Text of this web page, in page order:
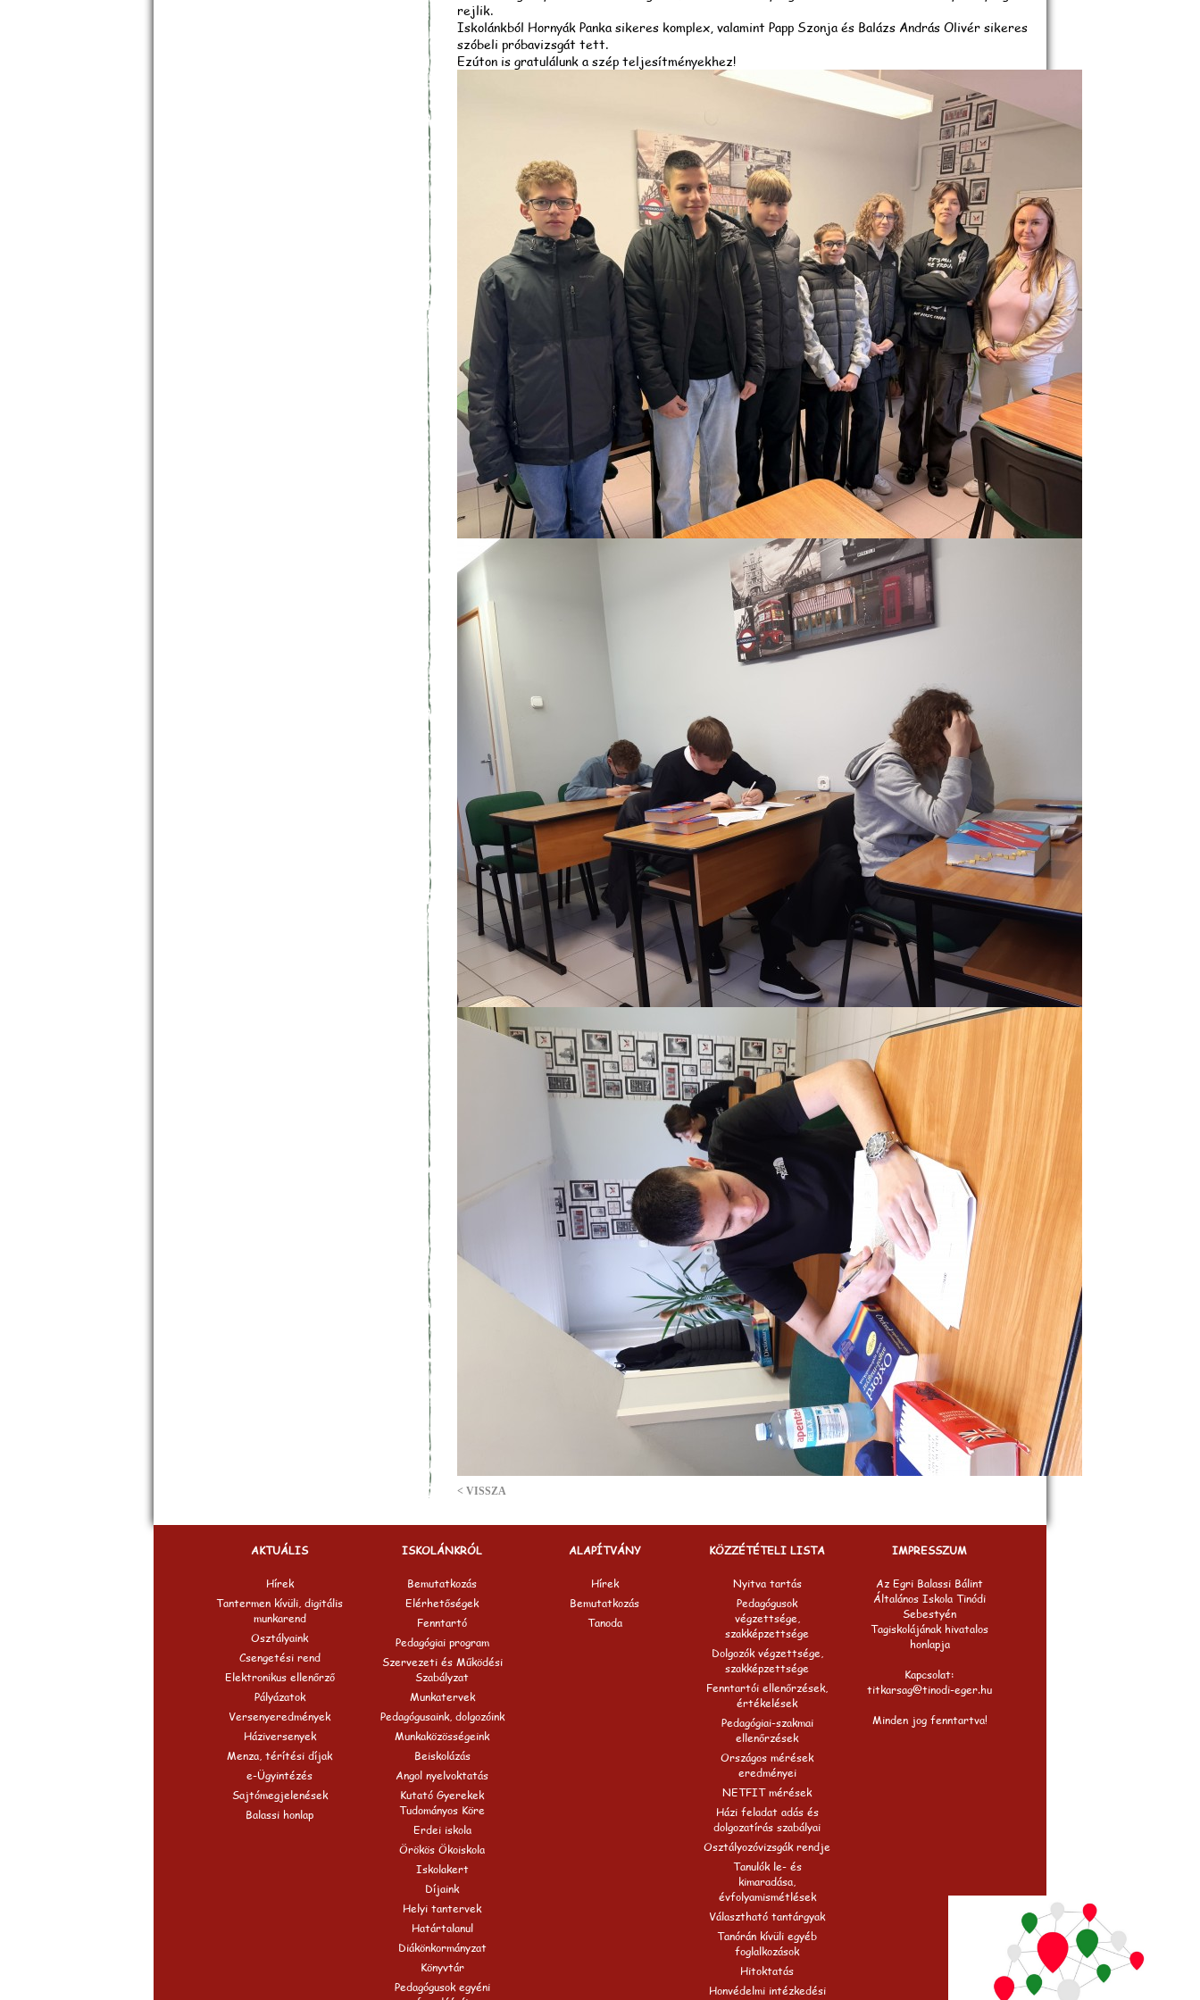
rejlik.
Iskolánkból Hornyák Panka sikeres komplex, valamint Papp Szonja és Balázs András Olivér sikeres
szóbeli próbavizsgát tett.
Ezúton is gratulálunk a szép teljesítményekhez!
< VISSZA
AKTUÁLIS
Hírek
Tantermen kívüli, digitális
munkarend
Osztályaink
Csengetési rend
Elektronikus ellenőrző
Pályázatok
Versenyeredmények
Háziversenyek
Menza, térítési díjak
e-Ügyintézés
Sajtómegjelenések
Balassi honlap
ISKOLÁNKRÓL
Bemutatkozás
Elérhetőségek
Fenntartó
Pedagógiai program
Szervezeti és Működési
Szabályzat
Munkatervek
Pedagógusaink, dolgozóink
Munkaközösségeink
Beiskolázás
Angol nyelvoktatás
Kutató Gyerekek
Tudományos Köre
Erdei iskola
Örökös Ökoiskola
Iskolakert
Díjaink
Helyi tantervek
Határtalanul
Diákönkormányzat
Könyvtár
Pedagógusok egyéni
ALAPÍTVÁNY
Hírek
Bemutatkozás
Tanoda
KÖZZÉTÉTELI LISTA
Nyitva tartás
Pedagógusok
végzettsége,
szakképzettsége
Dolgozók végzettsége,
szakképzettsége
Fenntartói ellenőrzések,
értékelések
Pedagógiai-szakmai
ellenőrzések
Országos mérések
eredményei
NETFIT mérések
Házi feladat adás és
dolgozatírás szabályai
Osztályozóvizsgák rendje
Tanulók le- és
kimaradása,
évfolyamismétlések
Választható tantárgyak
Tanórán kívüli egyéb
foglalkozások
Hitoktatás
Honvédelmi intézkedési
IMPRESSZUM
Az Egri Balassi Bálint
Általános Iskola Tinódi
Sebestyén
Tagiskolájának hivatalos
honlapja
Kapcsolat:
titkarsag@tinodi-eger.hu
Minden jog fenntartva!